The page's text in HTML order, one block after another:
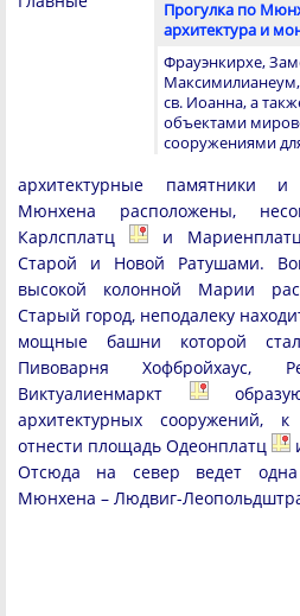
Прогулка по
архитектура и
Фрауэнкирхе,
Максимилианеум,
св. Иоанна, а
объектами
сооружениями
архитектурные памятники и
Мюнхена расположены,
Карлсплатц
и
Старой и Новой Ратушами.
высокой колонной Марии
Старый город, неподалеку
мощные башни которой
Пивоварня Хофбройхаус,
Виктуалиенмаркт
архитектурных сооружений,
отнести площадь Одеонплатц
Отсюда на север ведет
Мюнхена – Людвиг-